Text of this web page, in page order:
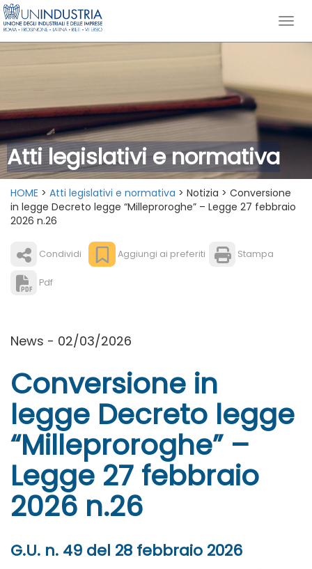
Atti legislativi e normativa
HOME > Atti legislativi e normativa > Notizia > Conversione
in legge Decreto legge “Milleproroghe” – Legge 27 febbraio
2026 n.26
Condividi Aggiungi ai preferiti Stampa
Pdf
News - 02/03/2026
Conversione in
legge Decreto legge
“Milleproroghe” –
Legge 27 febbraio
2026 n.26
G.U. n. 49 del 28 febbraio 2026